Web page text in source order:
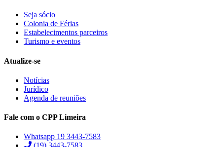
Seja sócio
Colonia de Férias
Estabelecimentos parceiros
Turismo e eventos
Atualize-se
Notícias
Jurídico
Agenda de reuniões
Fale com o CPP Limeira
Whatsapp 19 3443-7583